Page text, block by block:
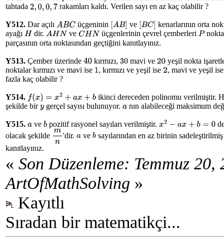
tahtada 2, 0,0,7 rakamları kaldı. Verilen sayı en az kaç olabilir ?
Y512. Dar açılı ABC üçgeninin AB] ve BC] kenarlarının orta
ayağı Hdir. AHN ve CHN üçgenlerinin çevrel çemberleri P
parçasının orta noktasından geçtiğini kanıtlayınız.
Y513. Çember üzerinde 40kırmızı, 30 mavi ve 20yeşil nokta
noktalar kırmızı ve mavi ise 1, kırmızı ve yeşil ise 2, mavi ve yeşil
fazla kaç olabilir ?
Y514. f(x)= x2+ax +b
ikinci dereceden polinomu verilmiştir.
şekilde biry gerçel sayısı bulunuyor.anın alabileceği maksimum
Y515. ave bpozitif rasyonel sayıları verilmiştir. x2−ax+b =0
olacak şekilde mn'dir. ave bsayılarından en az birinin
kanıtlayınız.
« Son Düzenleme: Temmuz
ArtOfMathSolving »
Kayıtlı
Sıradan bir matematikçi...